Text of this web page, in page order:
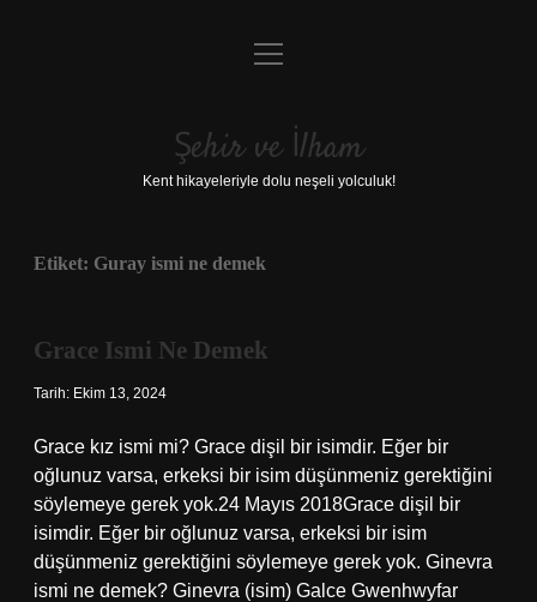
Anasayfa
Yasal Uyarı
menüyü
Şehir ve İlham
Kent hikayeleriyle dolu neşeli yolculuk!
Etiket: Guray ismi ne demek
Grace Ismi Ne Demek
Tarih: Ekim 13, 2024
Grace kız ismi mi? Grace dişil bir isimdir. Eğer bir
oğlunuz varsa, erkeksi bir isim düşünmeniz gerektiğini
söylemeye gerek yok.24 Mayıs 2018Grace dişil bir
isimdir. Eğer bir oğlunuz varsa, erkeksi bir isim
düşünmeniz gerektiğini söylemeye gerek yok. Ginevra
ismi ne demek? Ginevra (isim) Galce Gwenhwyfar